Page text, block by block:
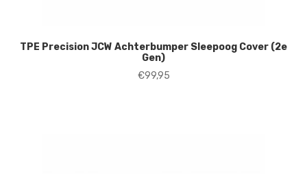
TPE Precision JCW Achterbumper Sleepoog Cover (2e
Gen)
€99,95